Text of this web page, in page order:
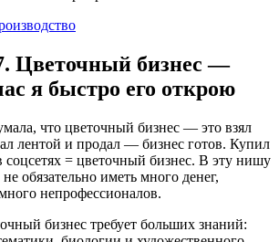
Цветочный бизнес —
я быстро его открою
что цветочный бизнес — это взял
лентой и продал — бизнес готов. Купил
соцсетях = цветочный бизнес. В эту нишу
обязательно иметь много денег,
непрофессионалов.
бизнес требует больших знаний: